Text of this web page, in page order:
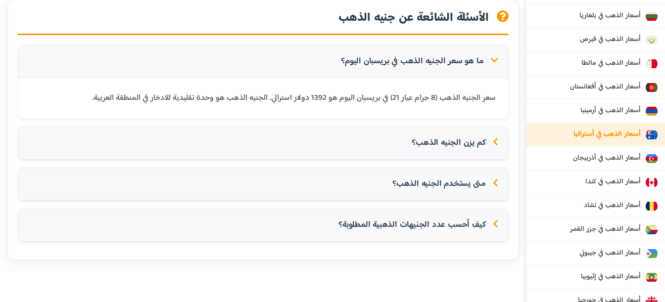
أسعار الذهب في بلغاريا
أسعار الذهب في قبرص
أسعار الذهب في مالطا
أسعار الذهب في أفغانستان
أسعار الذهب في أرمينيا
أسعار الذهب في أستراليا
أسعار الذهب في أذربيجان
أسعار الذهب في كندا
أسعار الذهب في تشاد
أسعار الذهب في جزر القمر
أسعار الذهب في جيبوتي
أسعار الذهب في إثيوبيا
الأسئلة الشائعة عن جنيه الذهب
ما هو سعر الجنيه الذهب في بريسبان اليوم؟
سعر الجنيه الذهب (8 جرام عيار 21) في بريسبان اليوم هو 1392 دولار استرالي. الجنيه الذهب هو وحدة تقليدية للادخار في المنطقة العربية.
كم يزن الجنيه الذهب؟
متى يستخدم الجنيه الذهب؟
كيف أحسب عدد الجنيهات الذهبية المطلوبة؟